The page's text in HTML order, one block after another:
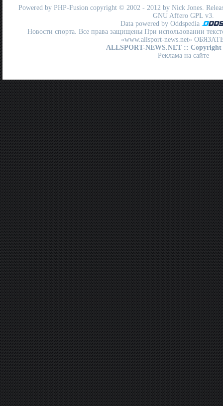
Powered by PHP-Fusion copyright © 2002 - 2012 by Nick Jones.
GNU Affero GPL v3.
Data powered by Oddspedia
Новости спорта. Все права защищены При использовании
«www.allsport-news.net»
ALLSPORT-NEWS.NET :: Copyright
Реклама на сайте